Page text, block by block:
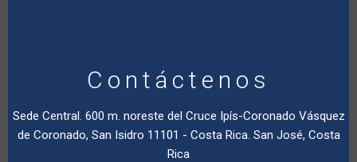
Contáctenos
Sede Central. 600 m. noreste del Cruce Ipís-Coronado Vásquez
de Coronado, San Isidro 11101 - Costa Rica. San José, Costa
Rica